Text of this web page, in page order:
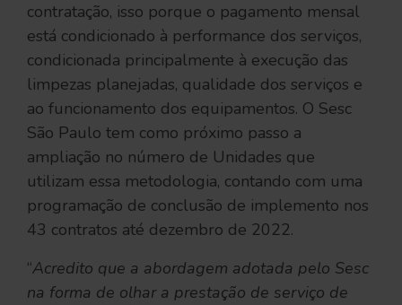
contratação, isso porque o pagamento mensal
está condicionado à performance dos serviços,
condicionada principalmente à execução das
limpezas planejadas, qualidade dos serviços e
ao funcionamento dos equipamentos. O Sesc
São Paulo tem como próximo passo a
ampliação no número de Unidades que
utilizam essa metodologia, contando com uma
programação de conclusão de implemento nos
43 contratos até dezembro de 2022.
“Acredito que a abordagem adotada pelo Sesc
na forma de olhar a prestação de serviço de